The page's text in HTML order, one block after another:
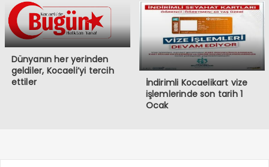
Dünyanın her yerinden
geldiler, Kocaeli’yi tercih
ettiler
İndirimli Kocaelikart vize
işlemlerinde son tarih 1
Ocak